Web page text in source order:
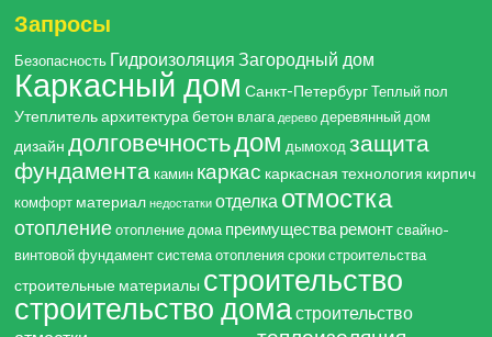
Запросы
Безопасность Гидроизоляция Загородный дом
Каркасный дом Санкт-Петербург Теплый пол
Утеплительархитектурабетон влага дерево деревянный дом
дизайн долговечностьдом дымоход защита
фундамента камин каркас каркасная технология кирпич
комфорт материал недостатки отделка отмостка
отопление отопление дома преимуществаремонт свайно-
винтовой фундамент система отопления сроки строительства
строительные материалы строительство
строительство домастроительство